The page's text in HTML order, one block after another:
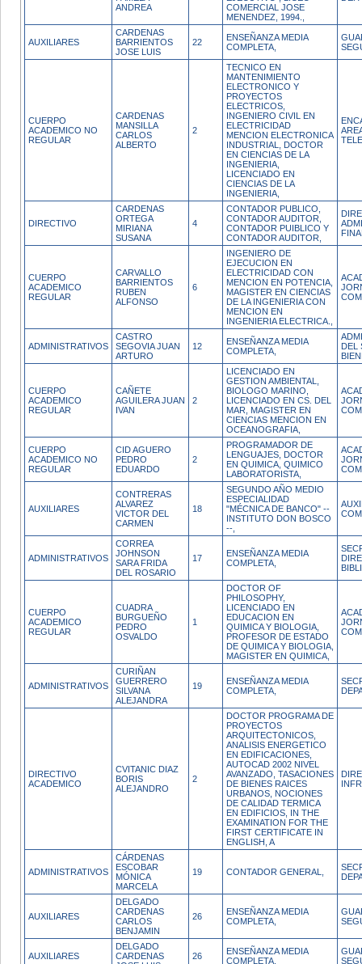
ANDREA
COMERCIAL JOSE
MENENDEZ, 1994.,
AUXILIARES
CARDENAS
BARRIENTOS
JOSE LUIS
22
ENSEÑANZA MEDIA
COMPLETA,
CUERPO
ACADEMICO NO
REGULAR
CARDENAS
MANSILLA
CARLOS
ALBERTO
2
TECNICO EN
MANTENIMIENTO
ELECTRONICO Y
PROYECTOS
ELECTRICOS,
INGENIERO CIVIL EN
ELECTRICIDAD
MENCION ELECTRONICA
INDUSTRIAL, DOCTOR
EN CIENCIAS DE LA
INGENIERIA,
LICENCIADO EN
CIENCIAS DE LA
INGENIERIA,
DIRECTIVO
CARDENAS
ORTEGA
MIRIANA
SUSANA
4
CONTADOR PUBLICO,
CONTADOR AUDITOR,
CONTADOR PUIBLICO Y
CONTADOR AUDITOR,
CUERPO
ACADEMICO
REGULAR
CARVALLO
BARRIENTOS
RUBEN
ALFONSO
6
INGENIERO DE
EJECUCION EN
ELECTRICIDAD CON
MENCION EN POTENCIA,
MAGISTER EN CIENCIAS
DE LA INGENIERIA CON
MENCION EN
INGENIERIA ELECTRICA.,
ADMINISTRATIVOS
CASTRO
SEGOVIA JUAN
ARTURO
12
ENSEÑANZA MEDIA
COMPLETA,
DEL
CUERPO
ACADEMICO
REGULAR
CAÑETE
AGUILERA JUAN
IVAN
2
LICENCIADO EN
GESTION AMBIENTAL,
BIOLOGO MARINO,
LICENCIADO EN CS. DEL
MAR, MAGISTER EN
CIENCIAS MENCION EN
OCEANOGRAFIA,
CUERPO
ACADEMICO NO
REGULAR
CID AGUERO
PEDRO
EDUARDO
2
PROGRAMADOR DE
LENGUAJES, DOCTOR
EN QUIMICA, QUIMICO
LABORATORISTA,
AUXILIARES
CONTRERAS
ALVAREZ
VICTOR DEL
CARMEN
18
SEGUNDO AÑO MEDIO
ESPECIALIDAD
"MÉCNICA DE BANCO" --
INSTITUTO DON BOSCO
--,
ADMINISTRATIVOS
CORREA
JOHNSON
SARA FRIDA
DEL ROSARIO
17
ENSEÑANZA MEDIA
COMPLETA,
CUERPO
ACADEMICO
REGULAR
CUADRA
BURGUEÑO
PEDRO
OSVALDO
1
DOCTOR OF
PHILOSOPHY,
LICENCIADO EN
EDUCACION EN
QUIMICA Y BIOLOGIA,
PROFESOR DE ESTADO
DE QUIMICA Y BIOLOGIA,
MAGISTER EN QUIMICA,
ADMINISTRATIVOS
CURIÑAN
GUERRERO
SILVANA
ALEJANDRA
19
ENSEÑANZA MEDIA
COMPLETA,
DIRECTIVO
ACADEMICO
CVITANIC DIAZ
BORIS
ALEJANDRO
2
DOCTOR PROGRAMA DE
PROYECTOS
ARQUITECTONICOS,
ANALISIS ENERGETICO
EN EDIFICACIONES,
AUTOCAD 2002 NIVEL
AVANZADO, TASACIONES
DE BIENES RAICES
URBANOS, NOCIONES
DE CALIDAD TERMICA
EN EDIFICIOS, IN THE
EXAMINATION FOR THE
FIRST CERTIFICATE IN
ENGLISH, A
ADMINISTRATIVOS
CÁRDENAS
ESCOBAR
MÓNICA
MARCELA
19 CONTADOR GENERAL,
AUXILIARES
DELGADO
CARDENAS
CARLOS
BENJAMIN
26
ENSEÑANZA MEDIA
COMPLETA,
AUXILIARES
DELGADO
CARDENAS
26
ENSEÑANZA MEDIA
COMPLETA,